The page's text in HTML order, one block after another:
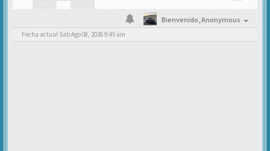
Bienvenido,Anonymous
Fecha actual Sab Ago 08, 2026 9:45 am